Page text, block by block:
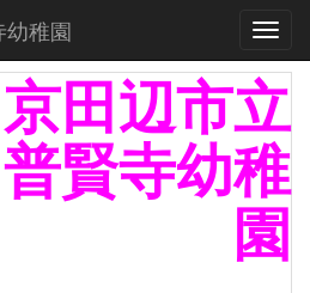
幼稚園
京田辺市立
普賢寺幼稚
園